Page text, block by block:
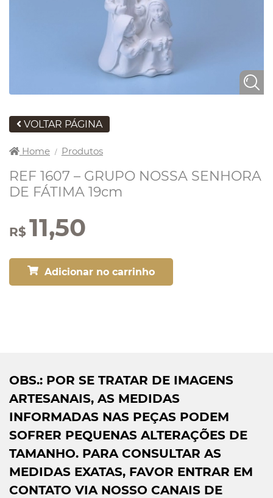
VOLTAR PÁGINA
Home / Produtos
REF 1607 – GRUPO NOSSA SENHORA
DE FÁTIMA 19cm
R$ 11,50
Adicionar no carrinho
OBS.: POR SE TRATAR DE IMAGENS
ARTESANAIS, AS MEDIDAS
INFORMADAS NAS PEÇAS PODEM
SOFRER PEQUENAS ALTERAÇÕES DE
TAMANHO. PARA CONSULTAR AS
MEDIDAS EXATAS, FAVOR ENTRAR EM
CONTATO VIA NOSSO CANAIS DE